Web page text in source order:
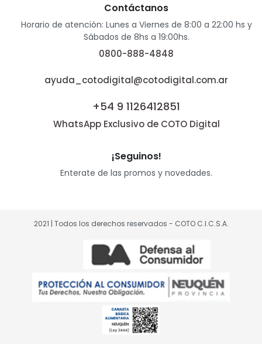
Contáctanos
Horario de atención: Lunes a Viernes de 8:00 a 22:00 hs y
Sábados de 8hs a 19:00hs.
0800-888-4848
ayuda_cotodigital@cotodigital.com.ar
+54 9 1126412851
WhatsApp Exclusivo de COTO Digital
¡Seguinos!
Enterate de las promos y novedades.
2021 | Todos los derechos reservados - COTO C.I.C.S.A.